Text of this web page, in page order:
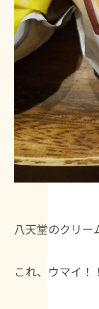
八天堂のクリー
これ、ウマイ！！